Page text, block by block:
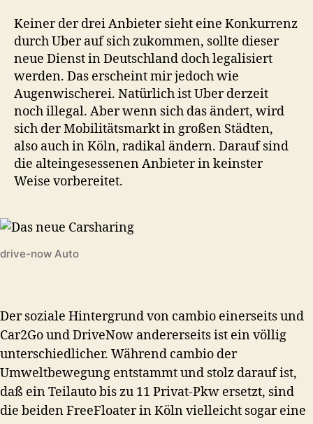
Keiner der drei Anbieter sieht eine Konkurrenz
durch Uber auf sich zukommen, sollte dieser
neue Dienst in Deutschland doch legalisiert
werden. Das erscheint mir jedoch wie
Augenwischerei. Natürlich ist Uber derzeit
noch illegal. Aber wenn sich das ändert, wird
sich der Mobilitätsmarkt in großen Städten,
also auch in Köln, radikal ändern. Darauf sind
die alteingesessenen Anbieter in keinster
Weise vorbereitet.
drive-now Auto
Der soziale Hintergrund von cambio einerseits und
Car2Go und DriveNow andererseits ist ein völlig
unterschiedlicher. Während cambio der
Umweltbewegung entstammt und stolz darauf ist,
daß ein Teilauto bis zu 11 Privat-Pkw ersetzt, sind
die beiden FreeFloater in Köln vielleicht sogar eine